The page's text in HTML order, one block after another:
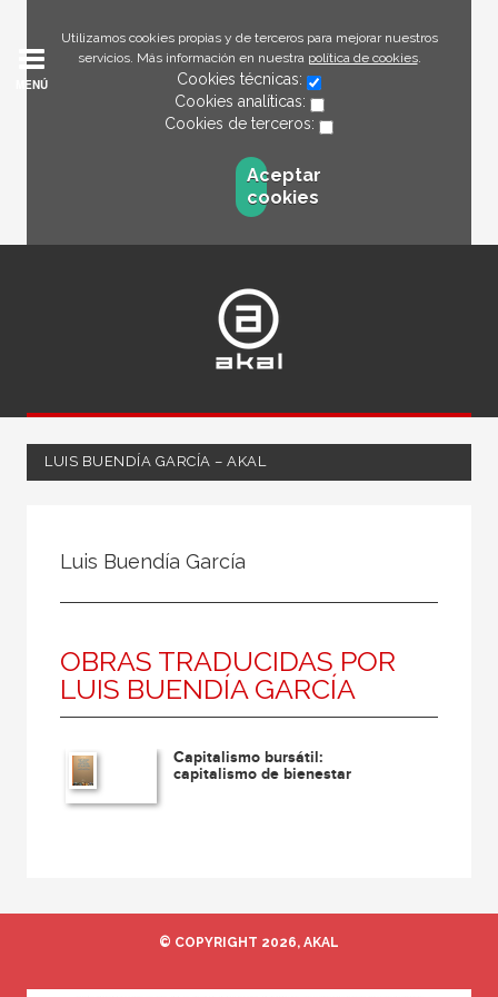
Utilizamos cookies propias y de terceros para mejorar nuestros
servicios. Más información en nuestra política de cookies.
Cookies técnicas:
Cookies analíticas:
Cookies de terceros:
Aceptar
cookies
MENÚ
LUIS BUENDÍA GARCÍA – AKAL
Coordinador
Editor
Escritor
Escritora
Luis Buendía García
OBRAS TRADUCIDAS POR
LUIS BUENDÍA GARCÍA
Capitalismo bursátil:
capitalismo de bienestar
© COPYRIGHT 2026, AKAL